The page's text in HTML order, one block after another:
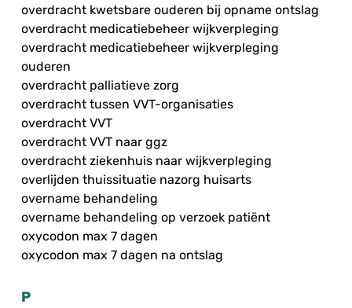
overdracht kwetsbare ouderen bij opname ontslag
overdracht medicatiebeheer wijkverpleging
overdracht medicatiebeheer wijkverpleging
ouderen
overdracht palliatieve zorg
overdracht tussen VVT-organisaties
overdracht VVT
overdracht VVT naar ggz
overdracht ziekenhuis naar wijkverpleging
overlijden thuissituatie nazorg huisarts
overname behandeling
overname behandeling op verzoek patiënt
oxycodon max 7 dagen
oxycodon max 7 dagen na ontslag
P